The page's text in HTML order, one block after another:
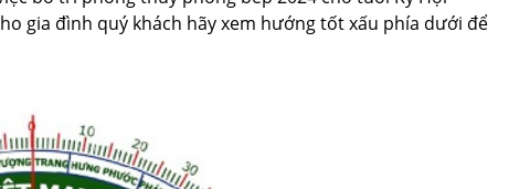
gia đình quý khách hãy xem hướng tốt xấu phía dưới để